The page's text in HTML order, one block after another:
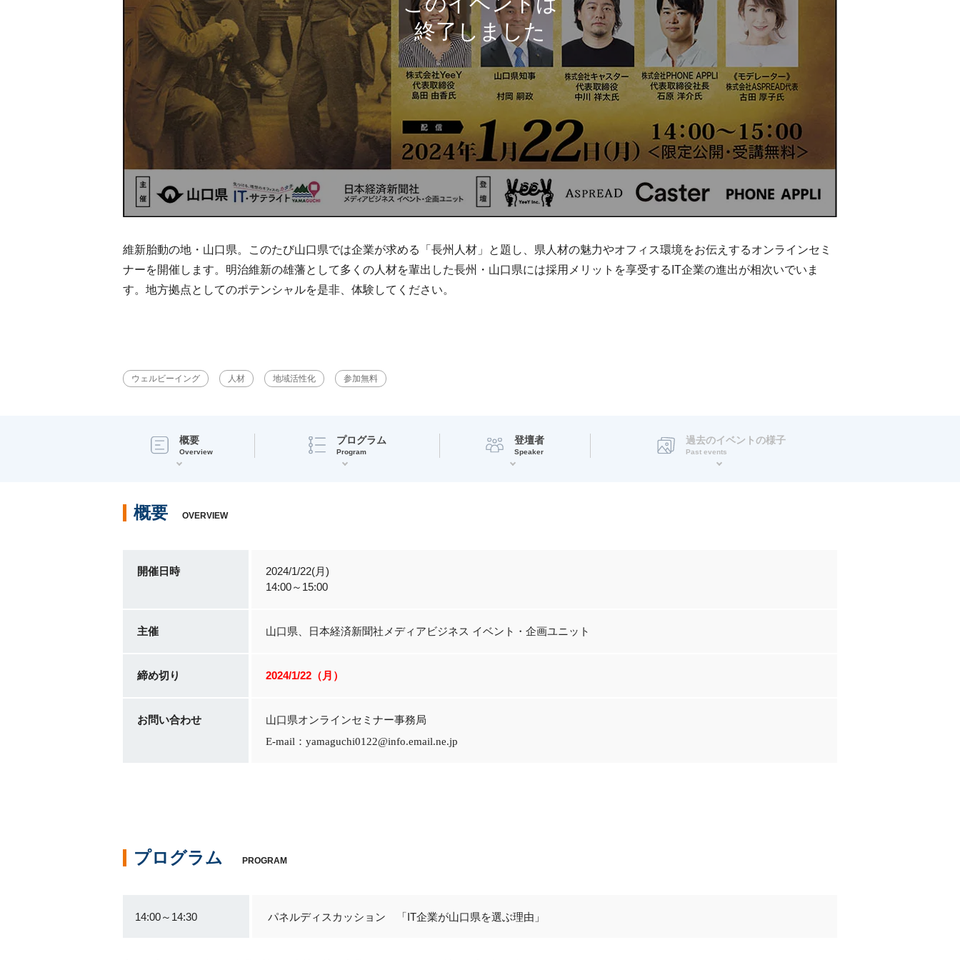
維新胎動の地・山口県。このたび山口県では企業が求める「長州人材」と題し、県人材の魅力やオフィス環境をお伝えするオンラインセミ
ナーを開催します。明治維新の雄藩として多くの人材を輩出した長州・山口県には採用メリットを享受するIT企業の進出が相次いでいま
す。地方拠点としてのポテンシャルを是非、体験してください。
ウェルビーイング 人材 地域活性化 参加無料
概要
Overview
プログラム
Program
登壇者
Speaker
過去のイベントの様子
Past events
概要 OVERVIEW
開催日時
2024/1/22(月)
14:00～15:00
主催 山口県、日本経済新聞社メディアビジネス イベント・企画ユニット
締め切り 2024/1/22（月）
お問い合わせ 山口県オンラインセミナー事務局
E-mail：yamaguchi0122@info.email.ne.jp
プログラム PROGRAM
14:00～14:30 パネルディスカッション 「IT企業が山口県を選ぶ理由」